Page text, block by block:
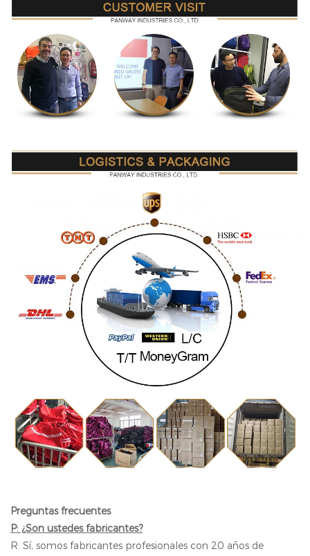
Preguntas frecuentes
P: ¿Son ustedes fabricantes?
R: Sí, somos fabricantes profesionales con 20 años de